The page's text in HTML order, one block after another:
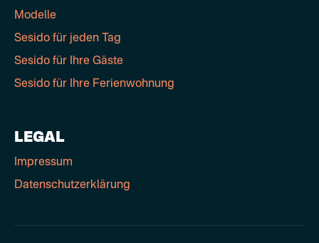
Modelle
Sesido für jeden Tag
Sesido für Ihre Gäste
Sesido für Ihre Ferienwohnung
LEGAL
Impressum
Datenschutzerklärung